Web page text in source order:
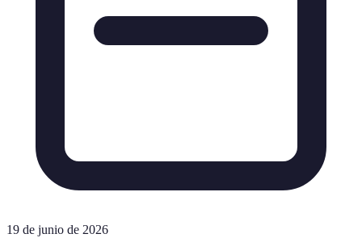
19 de junio de 2026